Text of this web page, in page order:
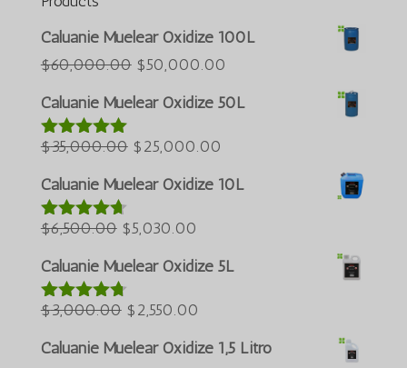
Caluanie Muelear Oxidize 100L
$60,000.00 O
preço
era:
$60,000.00.
$50,000.00
Caluanie Muelear Oxidize 50L
Avaliação
$35,000.00 O
preço
era:
$35,000.00.
$25,000.00
Caluanie Muelear Oxidize 10L
Avaliação
$6,500.00 O
preço
original
era:
$6,500.00.
$5,030.00
preço
é:
$5,030.00.
Caluanie Muelear Oxidize 5L
Avaliação
$3,000.00 O
preço
$2,550.00
Caluanie Muelear Oxidize 1,5 Litro
Қазақ тілі
ភាសាខ្មែរ
Azərbaycan dili